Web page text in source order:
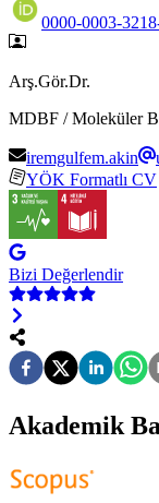
0000-0003-
Arş.Gör.Dr.
MDBF / Moleküler
iremgulfem.akin
YÖK Formatlı CV
Bizi Değerlendir
Akademik